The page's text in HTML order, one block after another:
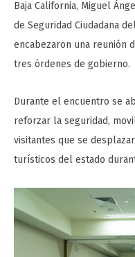
Baja California, Miguel
de Seguridad Ciudadana
encabezaron una reunión
tres órdenes de gobierno.
Durante el encuentro se
reforzar la seguridad,
visitantes que se
turísticos del estado